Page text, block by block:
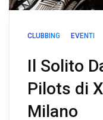
CLUBBING EVENTI
Il Solito
Pilots di
Milano